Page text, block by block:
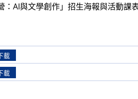
AI與文學創作」招生海報與活動課
載
載